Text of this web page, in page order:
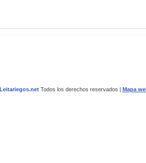
Leitariegos.netTodos los derechos reservados | Mapa